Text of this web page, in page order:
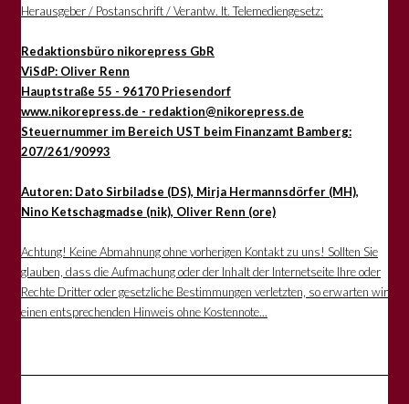
Herausgeber / Postanschrift / Verantw. lt. Telemediengesetz:
Redaktionsbüro nikorepress GbR
ViSdP: Oliver Renn
Hauptstraße 55 - 96170 Priesendorf
www.nikorepress.de - redaktion@nikorepress.de
Steuernummer im Bereich UST beim Finanzamt Bamberg:
207/261/90993
Autoren: Dato Sirbiladse (DS), Mirja Hermannsdörfer (MH),
Nino Ketschagmadse (nik), Oliver Renn (ore)
Achtung! Keine Abmahnung ohne vorherigen Kontakt zu uns! Sollten Sie
glauben, dass die Aufmachung oder der Inhalt der Internetseite Ihre oder
Rechte Dritter oder gesetzliche Bestimmungen verletzten, so erwarten wir
einen entsprechenden Hinweis ohne Kostennote...